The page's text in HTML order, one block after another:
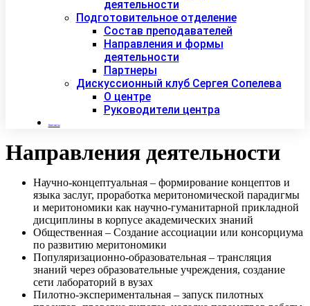
деятельности
Подготовительное отделение
Состав преподавателей
Направления и формы
деятельности
Партнеры
Дискуссионный клуб Сергея Сопелева
О центре
Руководители центра
Контакты
Направления деятельности
Научно-концептуальная – формирование концептов и
языка заслуг, проработка меритономической парадигмы
и меритономики как научно-гуманитарной прикладной
дисциплины в корпусе академических знаний
Общественная – Создание ассоциации или консорциума
по развитию меритономики
Популяризационно-образовательная – трансляция
знаний через образовательные учреждения, создание
сети лабораторий в вузах
Пилотно-экспериментальная – запуск пилотных